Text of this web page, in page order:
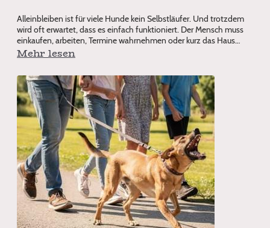
Alleinbleiben ist für viele Hunde kein Selbstläufer. Und trotzdem
wird oft erwartet, dass es einfach funktioniert. Der Mensch muss
einkaufen, arbeiten, Termine wahrnehmen oder kurz das Haus
verlassen
Mehr lesen